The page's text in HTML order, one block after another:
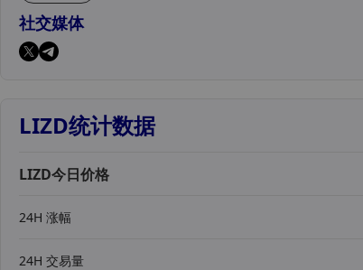
社交媒体
LIZD统计数据
LIZD今日价格
24H 涨幅
24H 交易量